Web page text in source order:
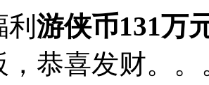
利 游侠币131万
，恭喜发财。。